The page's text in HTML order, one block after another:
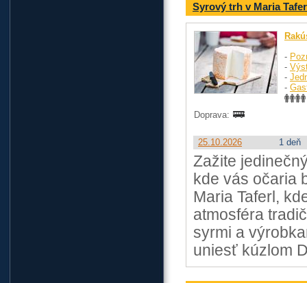
Syrový trh v Maria
-
-
-
-
Doprava:
25.10.2026 1 deň
Zažite
kde vás očaria
Maria Taferl,
atmosféra
syrmi a
uniesť kúzlom